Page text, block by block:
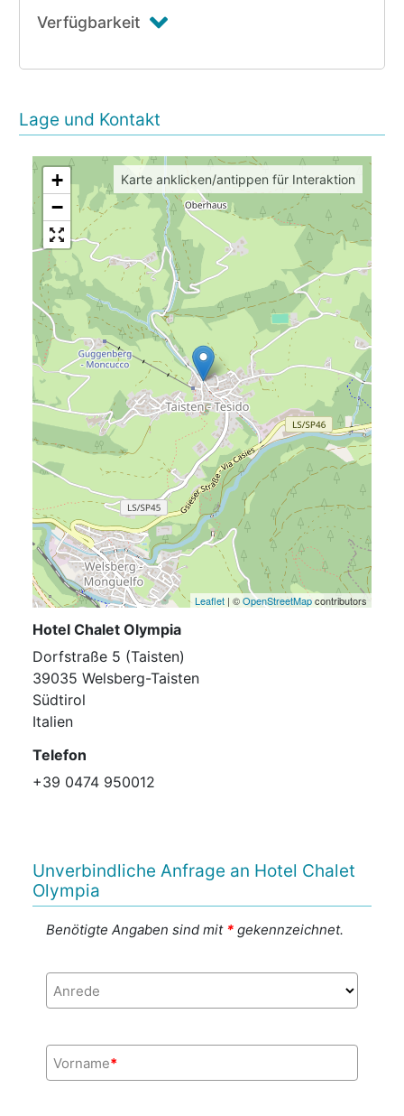
Verfügbarkeit
Lage und Kontakt
+
−
Leaflet | ©OpenStreetMapcontributors
Karte anklicken/antippen für Interaktion
Hotel Chalet Olympia
Dorfstraße 5 (Taisten)
39035 Welsberg-Taisten
Südtirol
Italien
Telefon
+39 0474 950012
Unverbindliche Anfrage an Hotel Chalet
Olympia
Benötigte Angaben sind mit *gekennzeichnet.
Anrede
Vorname*